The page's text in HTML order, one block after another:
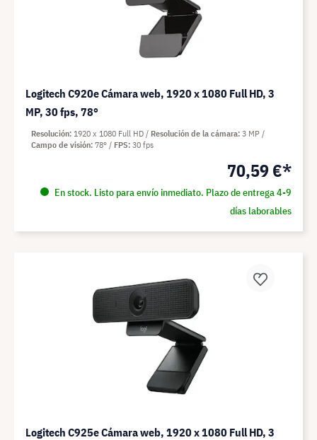
Logitech C920e Cámara web, 1920 x 1080 Full HD, 3
MP, 30 fps, 78°
70,59 €*
En stock. Listo para envío inmediato. Plazo de entrega 4-9
días laborables
Resolución 1920 x 1080 Full HD Resolución de la cámara 3 MP
Campo de visión 78° FPS 30 fps
Logitech C925e Cámara web, 1920 x 1080 Full HD, 3